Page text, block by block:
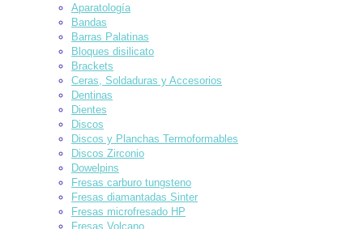
Aparatología
Bandas
Barras Palatinas
Bloques disilicato
Brackets
Ceras, Soldaduras y Accesorios
Dentinas
Dientes
Discos
Discos y Planchas Termoformables
Discos Zirconio
Dowelpins
Fresas carburo tungsteno
Fresas diamantadas Sinter
Fresas microfresado HP
Fresas Volcano